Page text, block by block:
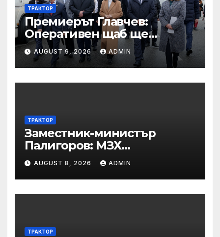
ТРАКТОР
Премиерът Главчев:
Оперативен щаб ще
реорганизира структурите
по границата, за да сме
готови за Шенген
AUGUST 9, 2026 ADMIN
ТРАКТОР
Заместник-министър
Палигоров: МЗХ
предприема комплекс от
мерки за възстановяване
на горите от съхненето и на
полезащитните пояси в
AUGUST 8, 2026 ADMIN
ТРАКТОР